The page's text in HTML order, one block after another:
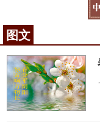
图文